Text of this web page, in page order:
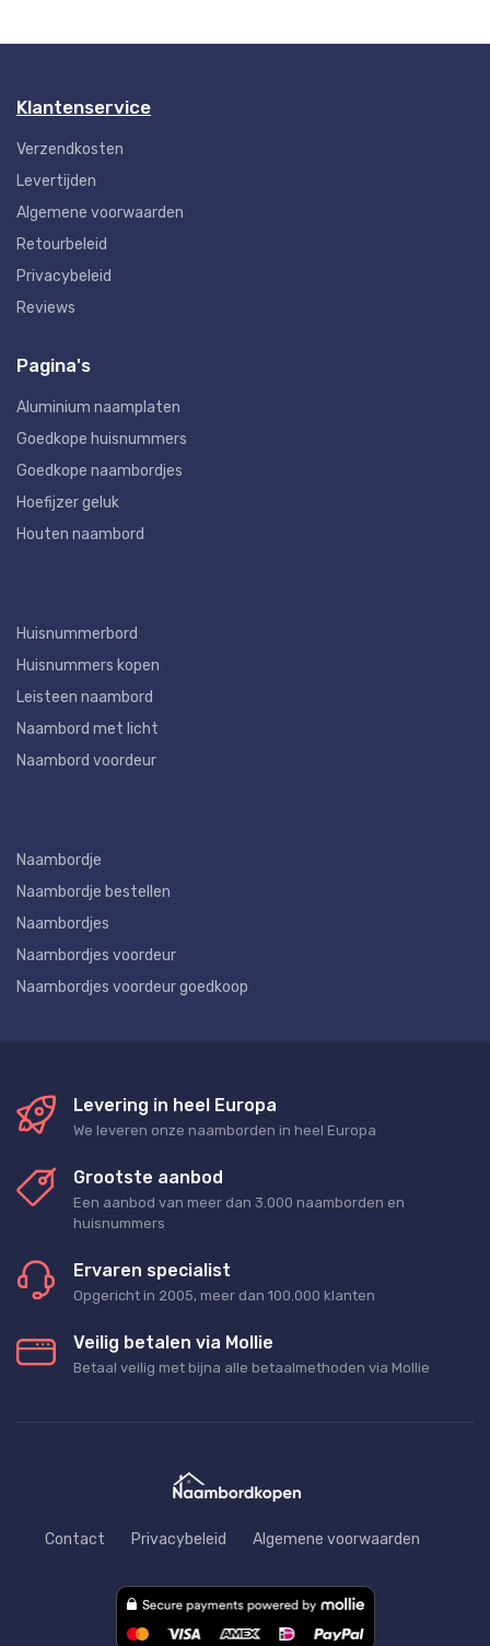
Klantenservice
Verzendkosten
Levertijden
Algemene voorwaarden
Retourbeleid
Privacybeleid
Reviews
Pagina's
Aluminium naamplaten
Goedkope huisnummers
Goedkope naambordjes
Hoefijzer geluk
Houten naambord
Huisnummerbord
Huisnummers kopen
Leisteen naambord
Naambord met licht
Naambord voordeur
Naambordje
Naambordje bestellen
Naambordjes
Naambordjes voordeur
Naambordjes voordeur goedkoop
Levering in heel Europa
We leveren onze naamborden in heel Europa
Grootste aanbod
Een aanbod van meer dan 3.000 naamborden en
huisnummers
Ervaren specialist
Opgericht in 2005, meer dan 100.000 klanten
Veilig betalen via Mollie
Betaal veilig met bijna alle betaalmethoden via Mollie
Contact Privacybeleid Algemene voorwaarden